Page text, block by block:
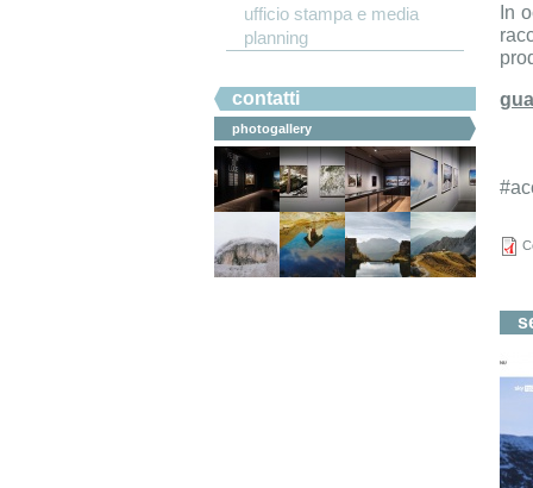
In
ufficio stampa e media
planning
contatti
photogallery